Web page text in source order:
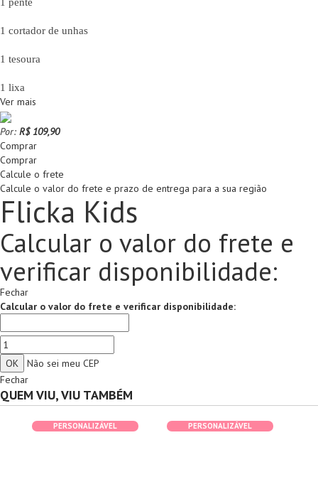
1 cortador de unhas
1 tesoura
1 lixa
Ver mais
Por: R$ 109,90
Comprar
Comprar
Calcule o frete
Calcule o valor do frete e prazo de entrega para a sua região
Flicka Kids
Calcular o valor do frete e
verificar disponibilidade:
Fechar
Calcular o valor do frete e verificar disponibilidade:
Não sei meu CEP
Fechar
QUEM VIU, VIU TAMBÉM
PERSONALIZÁVEL PERSONALIZÁVEL